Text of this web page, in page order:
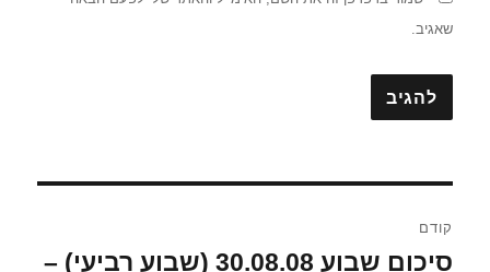
שאגיב.
קודם
הפוסט
סיכום שבוע 30.08.08 (שבוע רביעי) –